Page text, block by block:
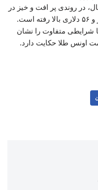
در روندی پر افت و خیز در
روزهای گذشته دوباره تا رقم ۴ هزار و ۵۶ دلاری بالا رفته است.
شرایطی متفاوت را نشان
درصدی قیمت اونس طلا حکایت دارد.